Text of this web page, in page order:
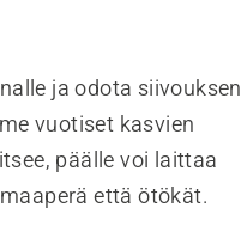
ja odota siivouksen
vuotiset kasvien
päälle voi laittaa
että ötökät.